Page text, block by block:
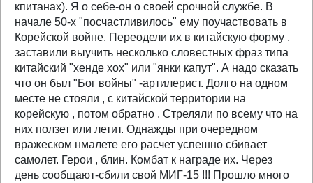
кпитанах). Я о себе-он о своей срочной службе. В
начале 50-х "посчастливилось" ему поучаствовать в
Корейской войне. Переодели их в китайскую форму ,
заставили выучить несколько словестных фраз типа
китайский "хенде хох" или "янки капут". А надо сказать
что он был "Бог войны" -артилерист. Долго на одном
месте не стояли , с китайской территории на
корейскую , потом обратно . Стреляли по всему что на
них ползет или летит. Однажды при очередном
вражеском нмалете его расчет успешно сбивает
самолет. Герои , блин. Комбат к награде их. Через
день сообщают-сбили свой МИГ-15 !!! Прошло много